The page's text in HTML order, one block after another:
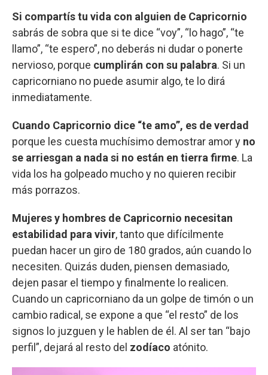
Si compartís tu vida con alguien de Capricornio
sabrás de sobra que si te dice “voy”, “lo hago”, “te
llamo”, “te espero”, no deberás ni dudar o ponerte
nervioso, porque cumplirán con su palabra. Si un
capricorniano no puede asumir algo, te lo dirá
inmediatamente.
Cuando Capricornio dice “te amo”, es de verdad
porque les cuesta muchísimo demostrar amor y no
se arriesgan a nada si no están en tierra firme. La
vida los ha golpeado mucho y no quieren recibir
más porrazos.
Mujeres y hombres de Capricornio necesitan
estabilidad para vivir, tanto que difícilmente
puedan hacer un giro de 180 grados, aún cuando lo
necesiten. Quizás duden, piensen demasiado,
dejen pasar el tiempo y finalmente lo realicen.
Cuando un capricorniano da un golpe de timón o un
cambio radical, se expone a que “el resto” de los
signos lo juzguen y le hablen de él. Al ser tan “bajo
perfil”, dejará al resto del zodíaco atónito.